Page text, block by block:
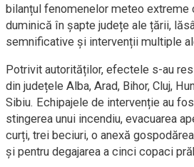
bilanțul fenomenelor meteo extreme
duminică în șapte județe ale țării,
semnificative și intervenții multiple
Potrivit autorităților, efectele s-au
din județele Alba, Arad, Bihor, Cluj,
Sibiu. Echipajele de intervenție au
stingerea unui incendiu, evacuarea
curți, trei beciuri, o anexă
și pentru degajarea a cinci copaci